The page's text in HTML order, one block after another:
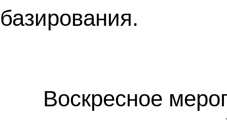
базирования.
Воскресное